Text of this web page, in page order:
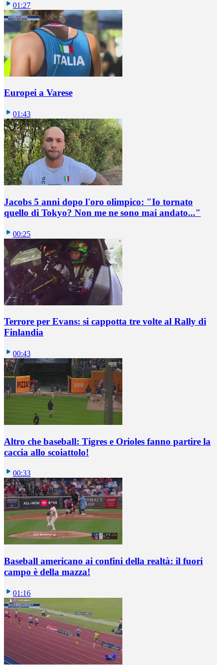
01:27
Europei a Varese
01:43
Jacobs 5 anni dopo l'oro olimpico: "Io tornato
quello di Tokyo? Non me ne sono mai andato..."
00:25
Terrore per Evans: si cappotta tre volte al Rally di
Finlandia
00:43
Altro che baseball: Tigres e Orioles fanno partire la
caccia allo scoiattolo!
00:33
Baseball americano ai confini della realtà: il fuori
campo è della mazza!
01:16